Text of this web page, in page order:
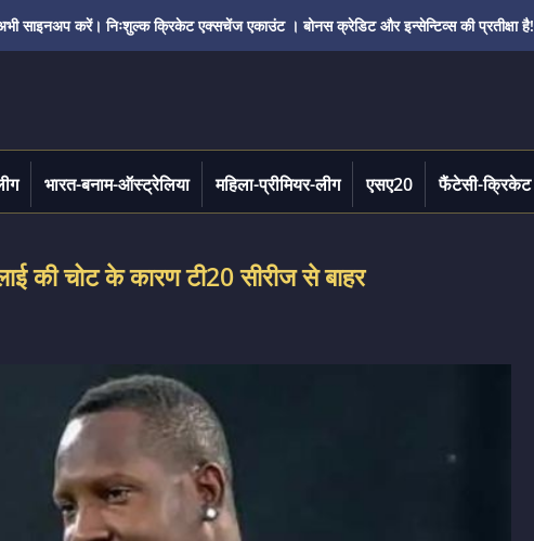
साइनअप करें। निःशुल्क क्रिकेट एक्सचेंज एकाउंट । बोनस क्रेडिट और इन्सेन्टिव्स की प्रतीक्षा है!
भारत-बनाम-ऑस्ट्रेलिया महिला-प्रीमियर-लीग एसए20 फैंटेसी-क्रिकेट
की चोट के कारण टी20 सीरीज से बाहर